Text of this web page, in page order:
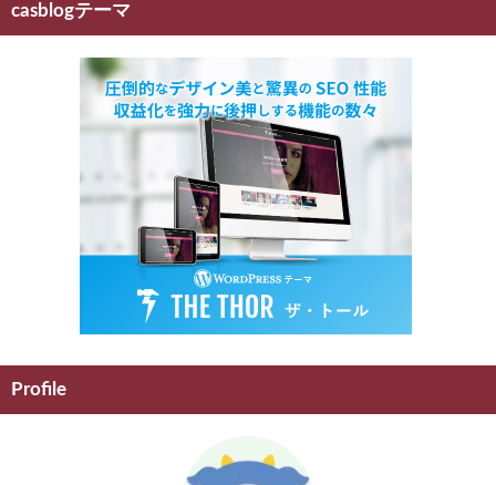
casblogテーマ
Profile